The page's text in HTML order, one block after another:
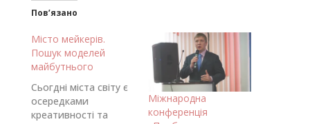
Пов’язано
Місто мейкерів.
Пошук моделей
майбутнього
Сьогдні міста світу є
осередками
креативності та
Міжнародна
конференція